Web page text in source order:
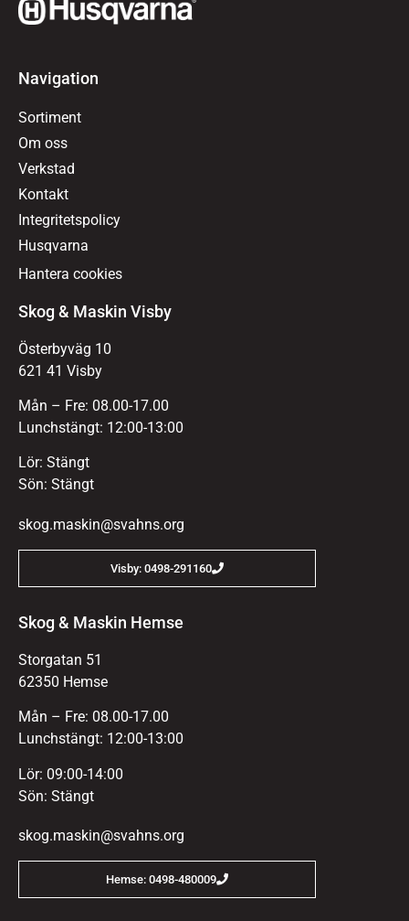
Navigation
Sortiment
Om oss
Verkstad
Kontakt
Integritetspolicy
Husqvarna
Hantera cookies
Skog & Maskin Visby
Österbyväg 10
621 41 Visby
Mån – Fre: 08.00-17.00
Lunchstängt: 12:00-13:00
Lör: Stängt
Sön: Stängt
skog.maskin@svahns.org
Visby: 0498-291160
Skog & Maskin Hemse
Storgatan 51
62350 Hemse
Mån – Fre: 08.00-17.00
Lunchstängt: 12:00-13:00
Lör: 09:00-14:00
Sön: Stängt
skog.maskin@svahns.org
Hemse: 0498-480009